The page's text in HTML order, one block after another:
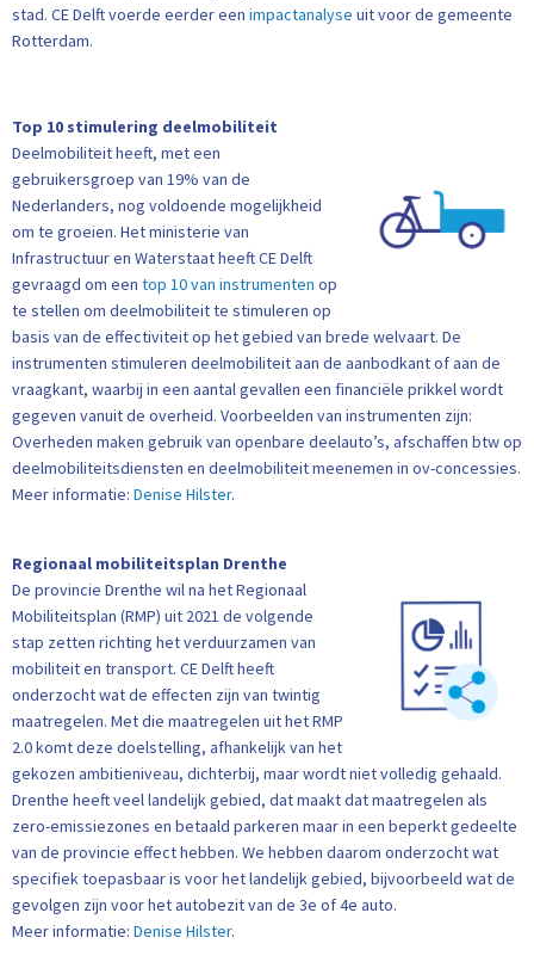
stad. CE Delft voerde eerder een impactanalyse uit voor de gemeente
Rotterdam.
Top 10 stimulering deelmobiliteit
Deelmobiliteit heeft, met een
gebruikersgroep van 19% van de
Nederlanders, nog voldoende mogelijkheid
om te groeien. Het ministerie van
Infrastructuur en Waterstaat heeft CE Delft
gevraagd om een top 10 van instrumenten op
te stellen om deelmobiliteit te stimuleren op
basis van de effectiviteit op het gebied van brede welvaart. De
instrumenten stimuleren deelmobiliteit aan de aanbodkant of aan de
vraagkant, waarbij in een aantal gevallen een financiële prikkel wordt
gegeven vanuit de overheid. Voorbeelden van instrumenten zijn:
Overheden maken gebruik van openbare deelauto’s, afschaffen btw op
deelmobiliteitsdiensten en deelmobiliteit meenemen in ov-concessies.
Meer informatie: Denise Hilster.
Regionaal mobiliteitsplan Drenthe
De provincie Drenthe wil na het Regionaal
Mobiliteitsplan (RMP) uit 2021 de volgende
stap zetten richting het verduurzamen van
mobiliteit en transport. CE Delft heeft
onderzocht wat de effecten zijn van twintig
maatregelen. Met die maatregelen uit het RMP
2.0 komt deze doelstelling, afhankelijk van het
gekozen ambitieniveau, dichterbij, maar wordt niet volledig gehaald.
Drenthe heeft veel landelijk gebied, dat maakt dat maatregelen als
zero-emissiezones en betaald parkeren maar in een beperkt gedeelte
van de provincie effect hebben. We hebben daarom onderzocht wat
specifiek toepasbaar is voor het landelijk gebied, bijvoorbeeld wat de
gevolgen zijn voor het autobezit van de 3e of 4e auto.
Meer informatie: Denise Hilster.